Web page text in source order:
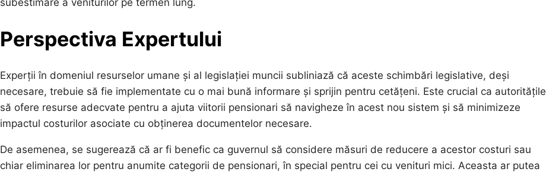
Perspectiva Expertului
Experții în domeniul resurselor umane și al legislației muncii subliniază că aceste schimbări legislative, deși
necesare, trebuie să fie implementate cu o mai bună informare și sprijin pentru cetățeni. Este crucial ca autoritățile
să ofere resurse adecvate pentru a ajuta viitorii pensionari să navigheze în acest nou sistem și să minimizeze
impactul costurilor asociate cu obținerea documentelor necesare.
De asemenea, se sugerează că ar fi benefic ca guvernul să considere măsuri de reducere a acestor costuri sau
chiar eliminarea lor pentru anumite categorii de pensionari, în special pentru cei cu venituri mici. Aceasta ar putea